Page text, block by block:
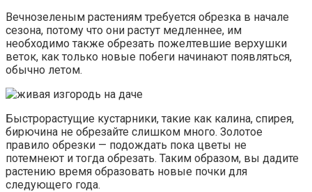
Вечнозеленым растениям требуется обрезка в начале
сезона, потому что они растут медленнее, им
необходимо также обрезать пожелтевшие верхушки
веток, как только новые побеги начинают появляться,
обычно летом.
Быстрорастущие кустарники, такие как калина, спирея,
бирючина не обрезайте слишком много. Золотое
правило обрезки — подождать пока цветы не
потемнеют и тогда обрезать. Таким образом, вы дадите
растению время образовать новые почки для
следующего года.